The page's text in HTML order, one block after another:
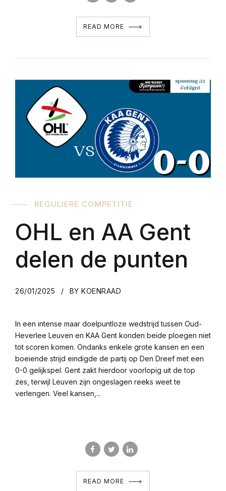
READ MORE
REGULIERE COMPETITIE
OHL en AA Gent
delen de punten
26/01/2025 BY KOENRAAD
In een intense maar doelpuntloze wedstrijd tussen Oud-
Heverlee Leuven en KAA Gent konden beide ploegen niet
tot scoren komen. Ondanks enkele grote kansen en een
boeiende strijd eindigde de partij op Den Dreef met een
0-0 gelijkspel. Gent zakt hierdoor voorlopig uit de top
zes, terwijl Leuven zijn ongeslagen reeks weet te
verlengen. Veel kansen,...
READ MORE